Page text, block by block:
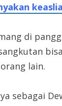
di
lain.
sebagai